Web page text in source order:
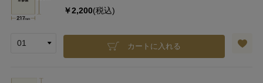
￥2,200(税込)
カートに入れる